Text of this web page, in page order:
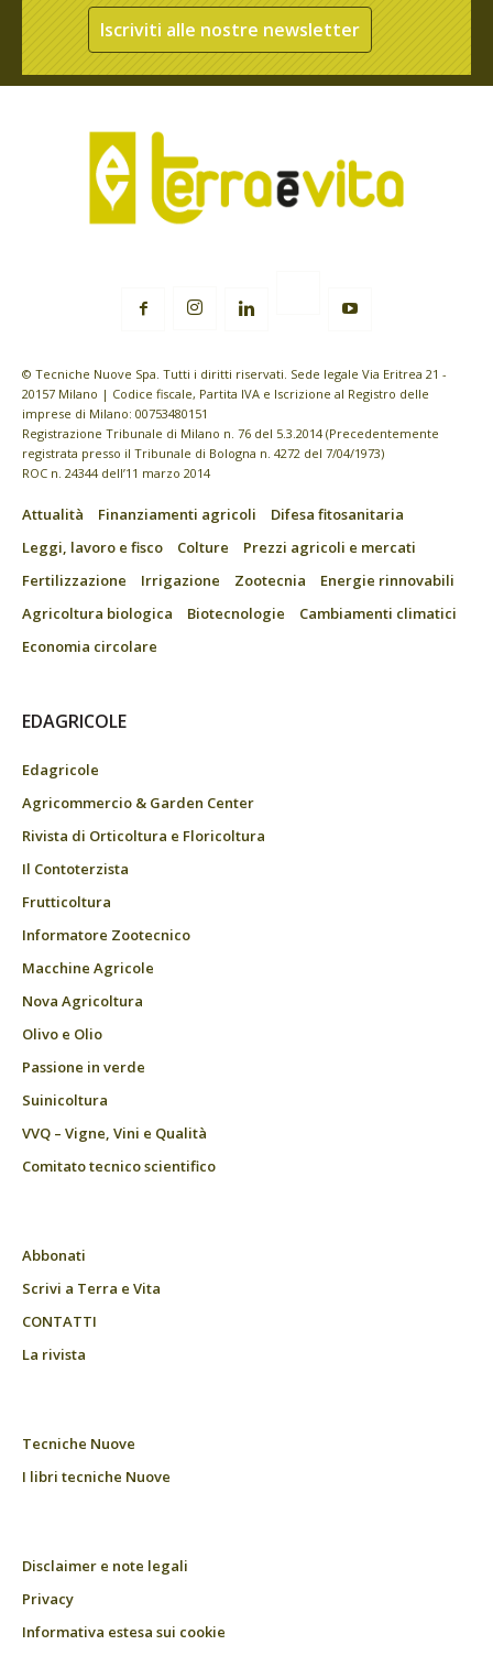
Iscriviti alle nostre newsletter
© Tecniche Nuove Spa. Tutti i diritti riservati. Sede legale Via Eritrea 21 -
20157 Milano | Codice fiscale, Partita IVA e Iscrizione al Registro delle
imprese di Milano: 00753480151
Registrazione Tribunale di Milano n. 76 del 5.3.2014 (Precedentemente
registrata presso il Tribunale di Bologna n. 4272 del 7/04/1973)
ROC n. 24344 dell’11 marzo 2014
Attualità Finanziamenti agricoli
Difesa fitosanitaria
Leggi, lavoro e fisco
Colture
Prezzi agricoli e mercati
Fertilizzazione
Irrigazione Zootecnia
Energie rinnovabili
Agricoltura biologica
Biotecnologie
Cambiamenti climatici
Economia circolare
EDAGRICOLE
Edagricole
Agricommercio & Garden Center
Rivista di Orticoltura e Floricoltura
Il Contoterzista
Frutticoltura
Informatore Zootecnico
Macchine Agricole
Nova Agricoltura
Olivo e Olio
Passione in verde
Suinicoltura
VVQ – Vigne, Vini e Qualità
Comitato tecnico scientifico
Abbonati
Scrivi a Terra e Vita
CONTATTI
La rivista
Tecniche Nuove
I libri tecniche Nuove
Disclaimer e note legali
Privacy
Informativa estesa sui cookie